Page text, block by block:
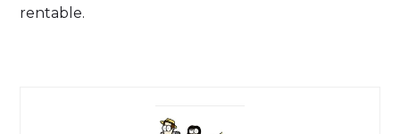
rentable.